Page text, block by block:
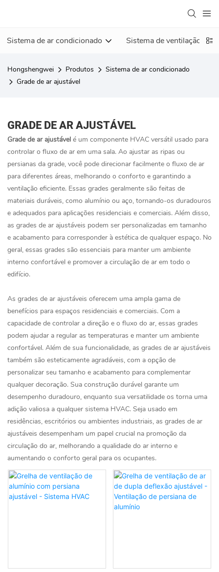
Sistema de ar condicionado Sistema de ventilação
Hongshengwei Produtos
Sistema de ar condicionado
Grade de ar ajustável
GRADE DE AR AJUSTÁVEL
Grade de ar ajustável é um componente HVAC versátil usado para
controlar o fluxo de ar em uma sala. Ao ajustar as ripas ou
persianas da grade, você pode direcionar facilmente o fluxo de ar
para diferentes áreas, melhorando o conforto e garantindo a
ventilação eficiente. Essas grades geralmente são feitas de
materiais duráveis, como alumínio ou aço, tornando-os duradouros
e adequados para aplicações residenciais e comerciais. Além disso,
as grades de ar ajustáveis ​​podem ser personalizadas em tamanho
e acabamento para corresponder à estética de qualquer espaço. No
geral, essas grades são essenciais para manter um ambiente
interno confortável e promover a circulação de ar em todo o
edifício.
As grades de ar ajustáveis ​​oferecem uma ampla gama de
benefícios para espaços residenciais e comerciais. Com a
capacidade de controlar a direção e o fluxo do ar, essas grades
podem ajudar a regular as temperaturas e manter um ambiente
confortável. Além de sua funcionalidade, as grades de ar ajustáveis
​​também são esteticamente agradáveis, com a opção de
personalizar seu tamanho e acabamento para complementar
qualquer decoração. Sua construção durável garante um
desempenho duradouro, enquanto sua versatilidade os torna uma
adição valiosa a qualquer sistema HVAC. Seja usado em
residências, escritórios ou ambientes industriais, as grades de ar
ajustáveis ​​desempenham um papel crucial na promoção da
circulação do ar, melhorando a qualidade do ar interno e
aumentando o conforto geral para os ocupantes.